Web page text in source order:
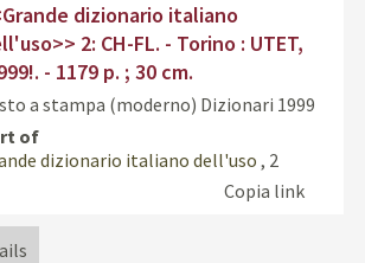
Copia link
dizionario italiano
2: CH-FL. - Torino : UTET,
- 1179 p. ; 30 cm.
a stampa (moderno) Dizionari 1999
of
dizionario italiano dell'uso , 2